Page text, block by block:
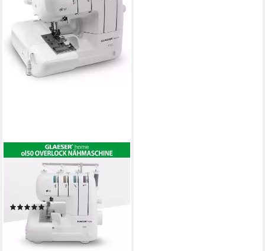
GLAESER HOME
Overlock-Nähmaschine
Overlock GLAESER® home ol
(1)
269,00 € UVP289,00 €
lieferbar - in 2-3 Werktagen bei dir